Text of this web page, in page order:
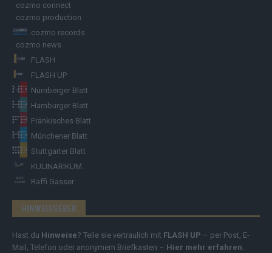
cozmo connect
cozmo production
cozmo records
cozmo news
FLASH
FLASH UP
Nürnberger Blatt
Hamburger Blatt
Fränkisches Blatt
Münchener Blatt
Stuttgarter Blatt
KULINARIKUM.
Raffi Gasser
HINWEISGEBER
Hast du Hinweise? Teile sie vertraulich mit FLASH UP – per Post, E-
Mail, Telefon oder anonymem Briefkasten – Hier mehr erfahren.